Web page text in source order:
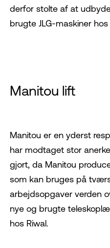
derfor stolte af at
brugte JLG-maskiner hos
Manitou lift
Manitou er en yderst
har modtaget stor
gjort, da Manitou
som kan bruges på
arbejdsopgaver verden
nye og brugte
hos Riwal.